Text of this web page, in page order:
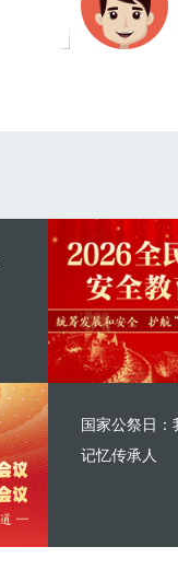
国家公祭日：
记忆传承人